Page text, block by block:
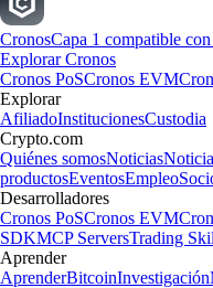
CronosCapa 1 compatible
Explorar Cronos
Cronos PoSCronos EVM
Explorar
AfiliadoInstitucionesCustodia
Crypto.com
Quiénes somosNoticias
productosEventosEmpleo
Desarrolladores
Cronos PoSCronos EVM
SDKMCP ServersTrading
Aprender
AprenderBitcoinInvestigación